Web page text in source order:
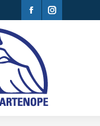
Facebook
opens
in
new
window
Instagram